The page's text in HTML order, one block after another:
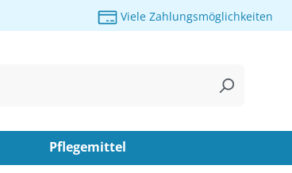
Viele Zahlungsmöglichkeiten
Pflegemittel